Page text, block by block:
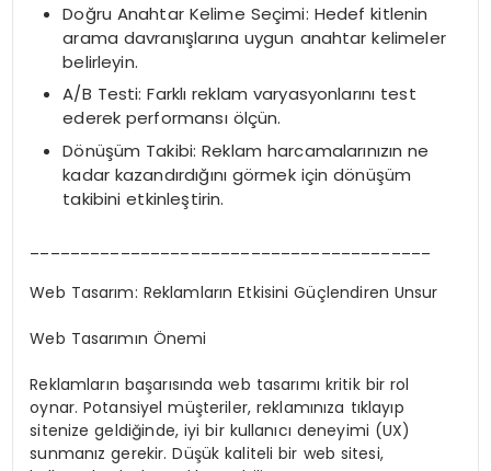
Doğru Anahtar Kelime Seçimi: Hedef kitlenin
arama davranışlarına uygun anahtar kelimeler
belirleyin.
A/B Testi: Farklı reklam varyasyonlarını test
ederek performansı ölçün.
Dönüşüm Takibi: Reklam harcamalarınızın ne
kadar kazandırdığını görmek için dönüşüm
takibini etkinleştirin.
Web Tasarım: Reklamların Etkisini Güçlendiren Unsur
Web Tasarımın Önemi
Reklamların başarısında web tasarımı kritik bir rol
oynar. Potansiyel müşteriler, reklamınıza tıklayıp
sitenize geldiğinde, iyi bir kullanıcı deneyimi (UX)
sunmanız gerekir. Düşük kaliteli bir web sitesi,